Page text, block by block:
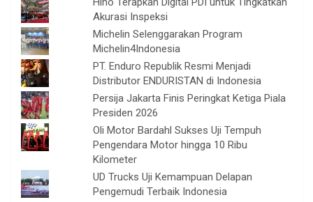
Akurasi Inspeksi
Michelin Selenggarakan Program
Michelin4Indonesia
PT. Enduro Republik Resmi Menjadi
Distributor ENDURISTAN di Indonesia
Persija Jakarta Finis Peringkat Ketiga Piala
Presiden 2026
Oli Motor Bardahl Sukses Uji Tempuh
Pengendara Motor hingga 10 Ribu
Kilometer
UD Trucks Uji Kemampuan Delapan
Pengemudi Terbaik Indonesia